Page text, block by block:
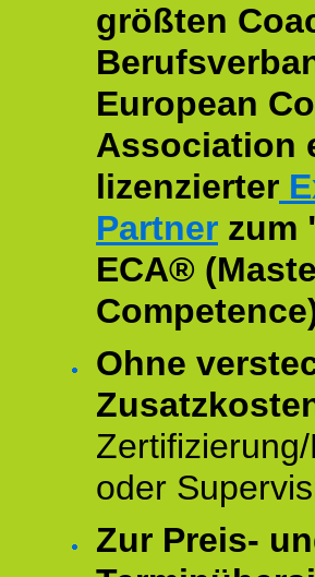
größten
European
Association
lizenzierter
Partner zum
ECA®
Ohne
oder
Zur Preis-